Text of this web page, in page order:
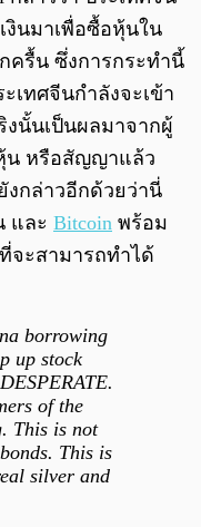
นมาเพื่อซื้อหุ้นใน
ครื้น ซึ่งการกระทำนี้
เทศจีนกำลังจะเข้า
นั้นเป็นผลมาจากผู้
น หรือสัญญาแล้ว
งกล่าวอีกด้วยว่านี่
และ Bitcoin พร้อม
จะสามารถทำได้
borrowing
up stock
of the
This is not
This is
silver and